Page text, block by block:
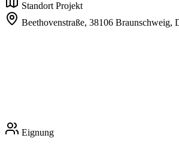
Standort Projekt
Beethovenstraße, 38106 Braunschweig,
Eignung